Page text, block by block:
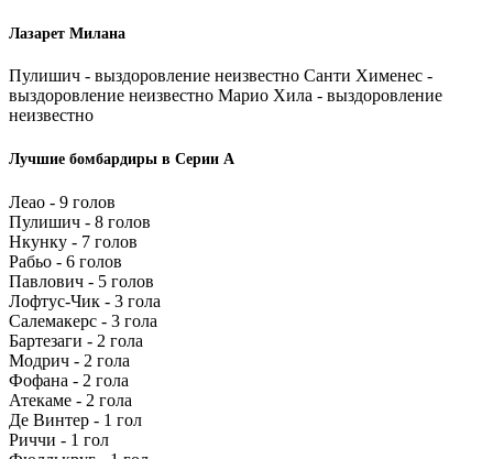
Лазарет Милана
Пулишич - выздоровление неизвестно Санти Хименес -
выздоровление неизвестно Марио Хила - выздоровление
неизвестно
Лучшие бомбардиры в Серии А
Леао - 9 голов
Пулишич - 8 голов
Нкунку - 7 голов
Рабьо - 6 голов
Павлович - 5 голов
Лофтус-Чик - 3 гола
Салемакерс - 3 гола
Бартезаги - 2 гола
Модрич - 2 гола
Фофана - 2 гола
Атекаме - 2 гола
Де Винтер - 1 гол
Риччи - 1 гол